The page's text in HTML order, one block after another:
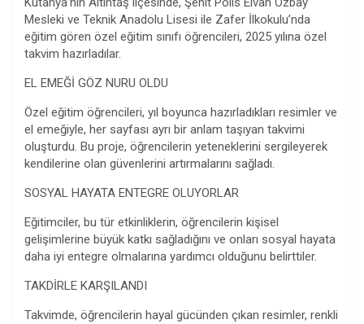
Mesleki ve Teknik Anadolu Lisesi ile Zafer İlkokulu’nda
eğitim gören özel eğitim sınıfı öğrencileri, 2025 yılına özel
takvim hazırladılar.
EL EMEĞİ GÖZ NURU OLDU
Özel eğitim öğrencileri, yıl boyunca hazırladıkları resimler ve
el emeğiyle, her sayfası ayrı bir anlam taşıyan takvimi
oluşturdu. Bu proje, öğrencilerin yeteneklerini sergileyerek
kendilerine olan güvenlerini artırmalarını sağladı.
SOSYAL HAYATA ENTEGRE OLUYORLAR
Eğitimciler, bu tür etkinliklerin, öğrencilerin kişisel
gelişimlerine büyük katkı sağladığını ve onları sosyal hayata
daha iyi entegre olmalarına yardımcı olduğunu belirttiler.
TAKDİRLE KARŞILANDI
Takvimde, öğrencilerin hayal gücünden çıkan resimler, renkli